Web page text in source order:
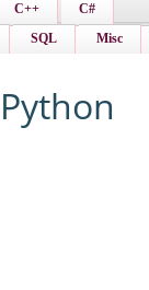
C++
C#
SQL Misc